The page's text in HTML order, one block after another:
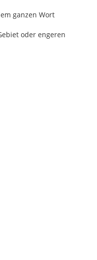
ganzen Wort
oder engeren